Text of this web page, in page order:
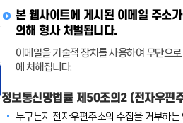
본 웹사이트에 게시된 이메일 주소
의해 형사 처벌됩니다.
이메일을 기술적 장치를 사용하여 무단으
에 처해집니다.
정보통신망법률 제50조의2 (전자우편
누구든지 전자우편주소의 수집을 거부하